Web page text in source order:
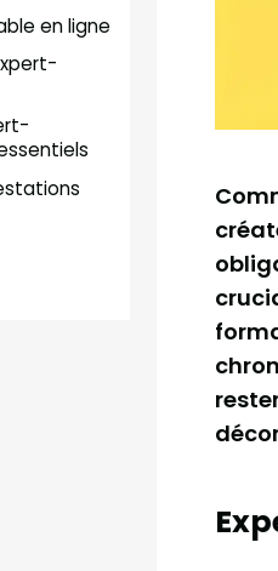
en ligne